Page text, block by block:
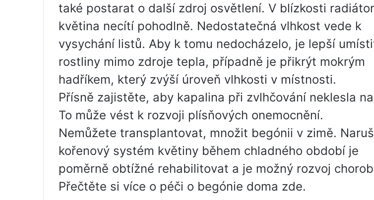
také postarat o další zdroj osvětlení. V blízkosti
květina necítí pohodlně. Nedostatečná vlhkost vede k
vysychání listů. Aby k tomu nedocházelo, je lepší
rostliny mimo zdroje tepla, případně je přikrýt mokrým
hadříkem, který zvýší úroveň vlhkosti v místnosti.
Přísně zajistěte, aby kapalina při zvlhčování neklesla
To může vést k rozvoji plísňových onemocnění.
Nemůžete transplantovat, množit begónii v zimě.
kořenový systém květiny během chladného období je
poměrně obtížné rehabilitovat a je možný rozvoj
Přečtěte si více o péči o begónie doma zde.